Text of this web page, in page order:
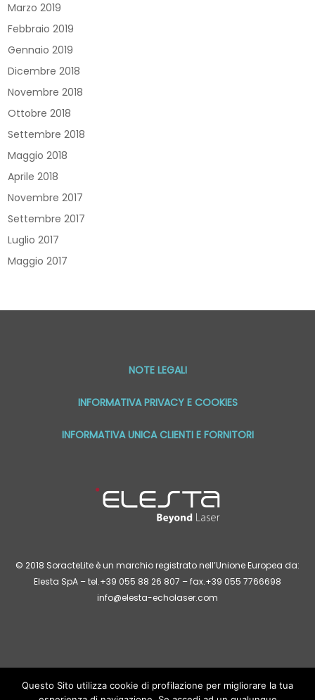
Marzo 2019
Febbraio 2019
Gennaio 2019
Dicembre 2018
Novembre 2018
Ottobre 2018
Settembre 2018
Maggio 2018
Aprile 2018
Novembre 2017
Settembre 2017
Luglio 2017
Maggio 2017
NOTE LEGALI
INFORMATIVA PRIVACY E COOKIES
INFORMATIVA UNICA CLIENTI E FORNITORI
© 2018 SoracteLite è un marchio registrato nell’Unione Europea da:
Elesta SpA – tel.+39 055 88 26 807 – fax.+39 055 7766698
info@elesta-echolaser.com
Le informazioni pubblicate in questo sito sono di carattere generale e
Questo Sito utilizza cookie di profilazione per migliorare la tua